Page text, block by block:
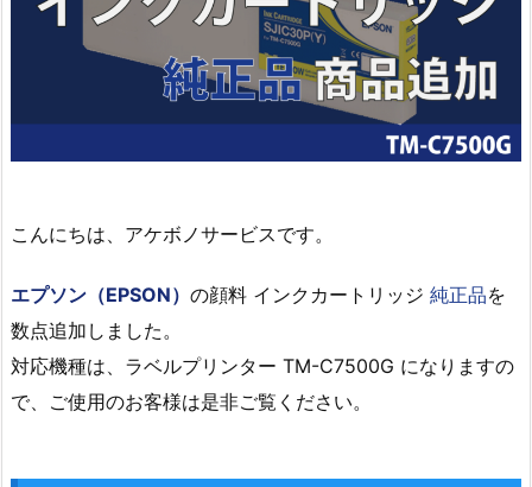
こんにちは、アケボノサービスです。
エプソン（EPSON） の顔料 インクカートリッジ 純正品を
数点追加しました。
対応機種は、ラベルプリンター TM-C7500G になりますの
で、ご使用のお客様は是非ご覧ください。